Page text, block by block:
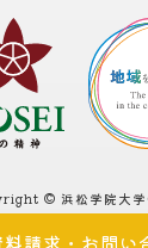
請求・ お問い
© 浜松学院大学